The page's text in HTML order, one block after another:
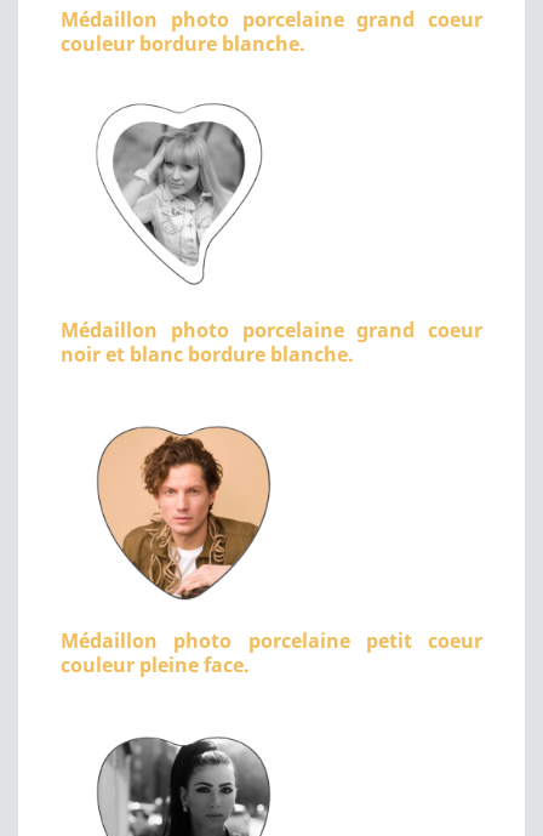
Médaillon photo porcelaine grand coeur
couleur bordure blanche.
Médaillon photo porcelaine grand coeur
noir et blanc bordure blanche.
Médaillon photo porcelaine petit coeur
couleur pleine face.